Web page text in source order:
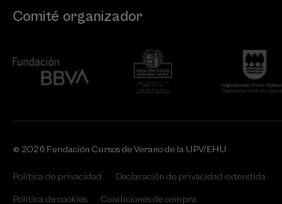
Comité organizador
© 2026 Fundación Cursos de Verano de la UPV/EHU
Política de privacidad Declaración de privacidad extendida
Política de cookies Condiciones de compra